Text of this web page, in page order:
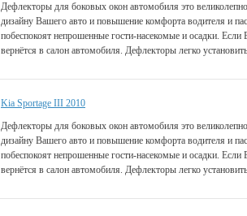
Дефлекторы для боковых окон автомобиля это
дизайну Вашего авто и повышение комфорта водителя и
побеспокоят непрошенные гости-насекомые и осадки.
вернётся в салон автомобиля. Дефлекторы легко
Kia Sportage III 2010
Дефлекторы для боковых окон автомобиля это
дизайну Вашего авто и повышение комфорта водителя и
побеспокоят непрошенные гости-насекомые и осадки.
вернётся в салон автомобиля. Дефлекторы легко